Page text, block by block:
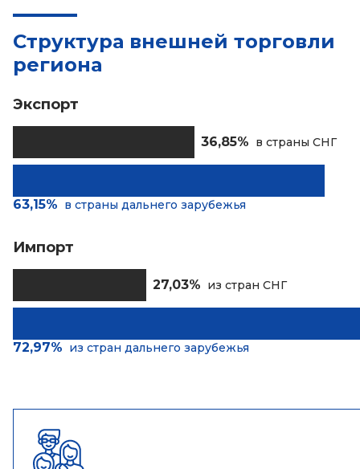
Структура внешней торговли
региона
Экспорт
36,85% в страны СНГ
63,15% в страны дальнего зарубежья
Импорт
27,03% из стран СНГ
72,97% из стран дальнего зарубежья